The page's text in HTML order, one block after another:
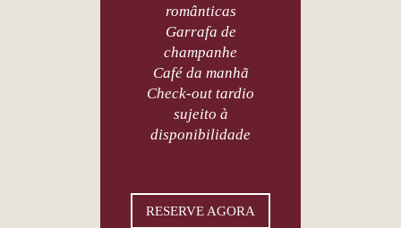
românticas
Garrafa de
champanhe
Café da manhã
Check-out tardio
sujeito à
disponibilidade
RESERVE AGORA